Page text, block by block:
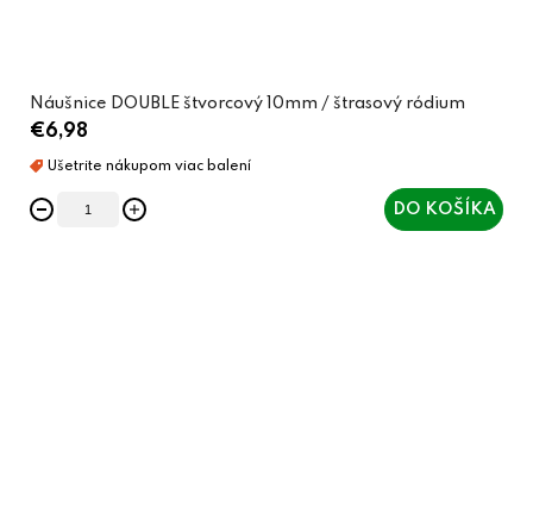
Náušnice DOUBLE štvorcový 10mm / štrasový ródium
€6,98
DO KOŠÍKA